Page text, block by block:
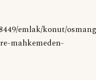
emlak/konut/
mahkemeden-